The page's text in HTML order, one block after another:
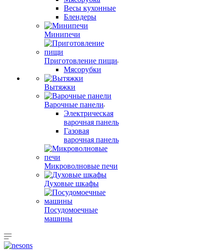
Весы кухонные
Блендеры
Минипечи
Приготовление пищи
Мясорубки
Вытяжки
Варочные панели
Электрическая
варочная панель
Газовая
варочная панель
Микроволновые печи
Духовые шкафы
Посудомоечные
машины